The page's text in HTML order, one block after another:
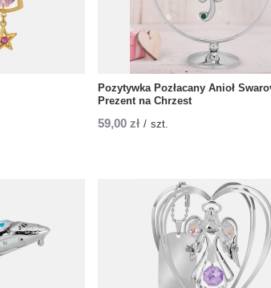
Pozytywka Pozłacany Anioł
Prezent na Chrzest
59,00 zł / szt.